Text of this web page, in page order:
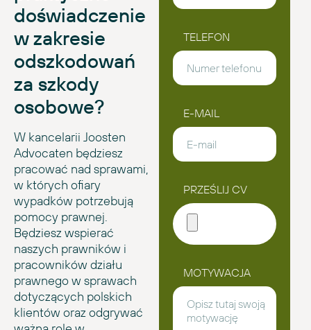
doświadczenie
w zakresie
odszkodowań
za szkody
osobowe?
W kancelarii Joosten
Advocaten będziesz
pracować nad sprawami,
w których ofiary
wypadków potrzebują
pomocy prawnej.
Będziesz wspierać
naszych prawników i
pracowników działu
prawnego w sprawach
dotyczących polskich
klientów oraz odgrywać
TELEFON
E-MAIL
PRZEŚLIJ CV
MOTYWACJA